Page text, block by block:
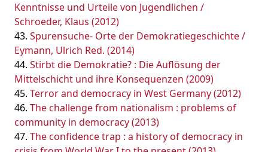
Kenntnisse und Urteile von Jugendlichen /
Schroeder, Klaus (2012)
Spurensuche- Orte der Demokratiegeschichte /
Eymann, Ulrich Red. (2014)
Stirbt die Demokratie? : Die Auflösung der
Mittelschicht und ihre Konsequenzen (2009)
Terror and democracy in West Germany (2012)
The challenge from nationalism : problems of
community in democracy (2013)
The confidence trap : a history of democracy in